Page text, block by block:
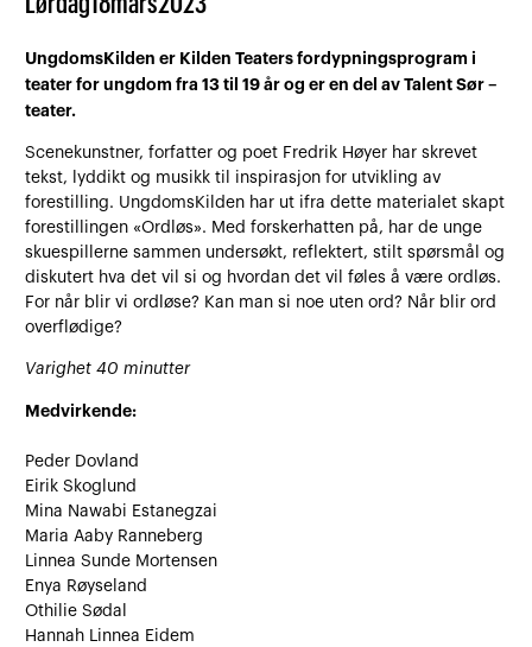
UngdomsKilden er Kilden Teaters fordypningsprogram i
teater for ungdom fra 13 til 19 år og er en del av Talent Sør –
teater.
Scenekunstner, forfatter og poet Fredrik Høyer har skrevet
tekst, lyddikt og musikk til inspirasjon for utvikling av
forestilling. UngdomsKilden har ut ifra dette materialet skapt
forestillingen «Ordløs». Med forskerhatten på, har de unge
skuespillerne sammen undersøkt, reflektert, stilt spørsmål og
diskutert hva det vil si og hvordan det vil føles å være ordløs.
For når blir vi ordløse? Kan man si noe uten ord? Når blir ord
overflødige?
Varighet 40 minutter
Medvirkende:
Peder Dovland
Eirik Skoglund
Mina Nawabi Estanegzai
Maria Aaby Ranneberg
Linnea Sunde Mortensen
Enya Røyseland
Othilie Sødal
Hannah Linnea Eidem